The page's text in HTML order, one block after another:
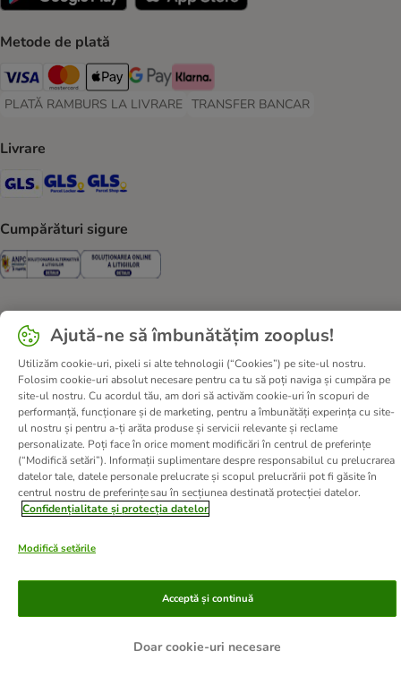
Metode de plată
Visa Payment Method
Master Card Payment Method
Apple Pay Payment Method
Google Pay Payment Method
Klarna Payment Method
PLATĂ RAMBURS LA LIVRARE
PLATĂ RAMBURS LA LIVRARE Payment Method
TRANSFER BANCAR
TRANSFER BANCAR Payment
Livrare
GLS Shipping Method
GLS Locker Shipping Method
Cumpărături sigure
Security Security
Despre noi Cariere zooplus
Corporate Website
Informații legale
Termeni şi condiţii
Deșeuri și protecția mediului
Contact
Taxa şi durata de livrare
Retrageți-vă din contract aici
Metode de plată
Program de afiliere
Declarație de accesibilitate
Confidenţialitate & protecția datelor
DSA
© zooplus SE2026
Ajută-ne să îmbunătățim zooplus!
Utilizăm cookie-uri, pixeli si alte tehnologii (“Cookies”) pe site-ul nostru.
Folosim cookie-uri absolut necesare pentru ca tu să poți naviga și cumpăra pe
site-ul nostru. Cu acordul tău, am dori să activăm cookie-uri în scopuri de
performanță, funcționare și de marketing, pentru a îmbunătăți experința cu site-
ul nostru și pentru a-ți arăta produse și servicii relevante și reclame
personalizate. Poți face în orice moment modificări în centrul de preferințe
(“Modifică setări”). Informații suplimentare despre responsabilul cu prelucrarea
datelor tale, datele personale prelucrate și scopul prelucrării pot fi găsite în
centrul nostru de preferințe sau în secțiunea destinată protecției datelor.
Confidențialitate și protecția datelor
Modifică setările
Doar cookie-uri necesare
Acceptă și continuă